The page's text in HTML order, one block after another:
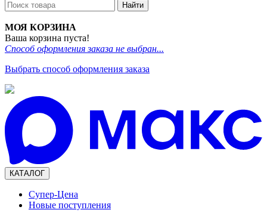
Найти
МОЯ КОРЗИНА
Ваша корзина пуста!
Способ оформления заказа не выбран...
Выбрать способ оформления заказа
КАТАЛОГ
Супер-Цена
Новые поступления